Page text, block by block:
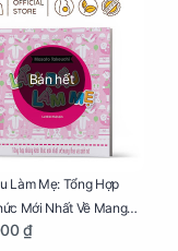
Bán hết
Làm Mẹ: Tổng Hợp
Mới Nhất Về Mang
Sinh Nở Cho Mẹ Bầu
₫